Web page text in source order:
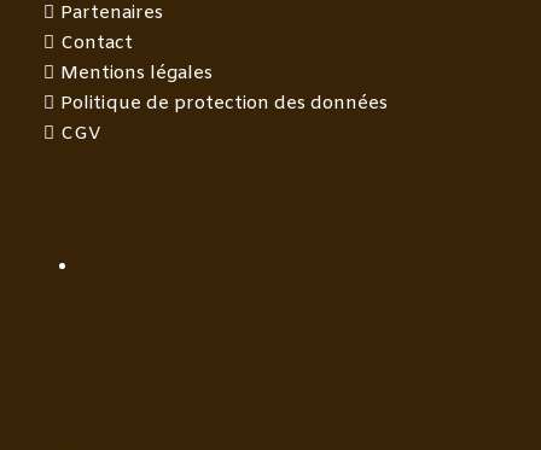
Partenaires
Contact
Mentions légales
Politique de protection des données
CGV